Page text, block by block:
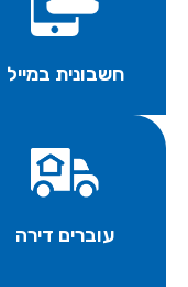
חשבונית במייל
עוברים דירה